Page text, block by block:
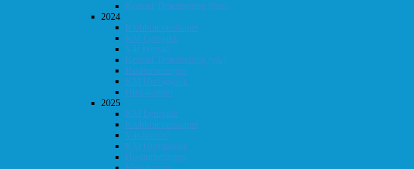
Konrad Timestrening (høst)
2024
Klubbmesterskapet
KM Lynsjakk
Vår-konrad
Konrad Timestrening (vår)
Høstturneringen
KM Hurtigsjakk
Høst-konrad
2025
KM Lynsjakk
Klubbmesterskapet
Vår-konrad
KM Hurtigsjakk
Høstturneringen